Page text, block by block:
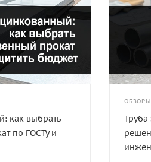
как выбрать
по ГОСТу и